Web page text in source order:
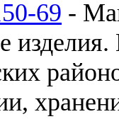
69 -